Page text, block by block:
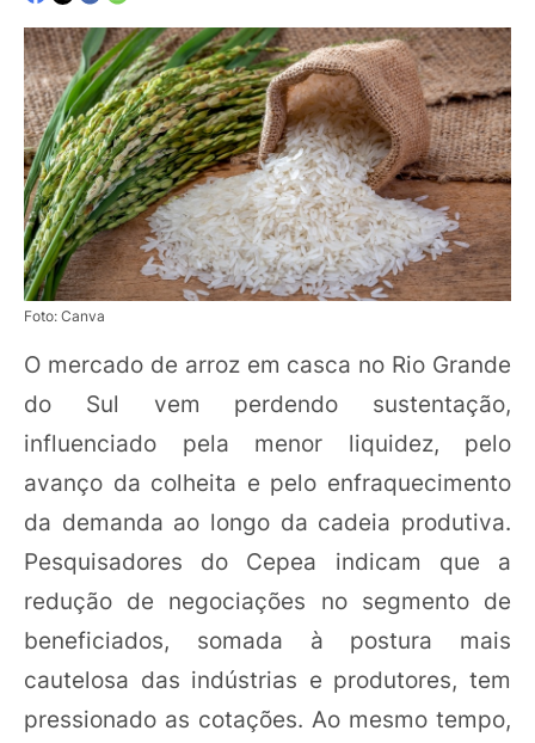
Foto: Canva
O mercado de arroz em casca no Rio Grande
do Sul vem perdendo sustentação,
influenciado pela menor liquidez, pelo
avanço da colheita e pelo enfraquecimento
da demanda ao longo da cadeia produtiva.
Pesquisadores do Cepea indicam que a
redução de negociações no segmento de
beneficiados, somada à postura mais
cautelosa das indústrias e produtores, tem
pressionado as cotações. Ao mesmo tempo,